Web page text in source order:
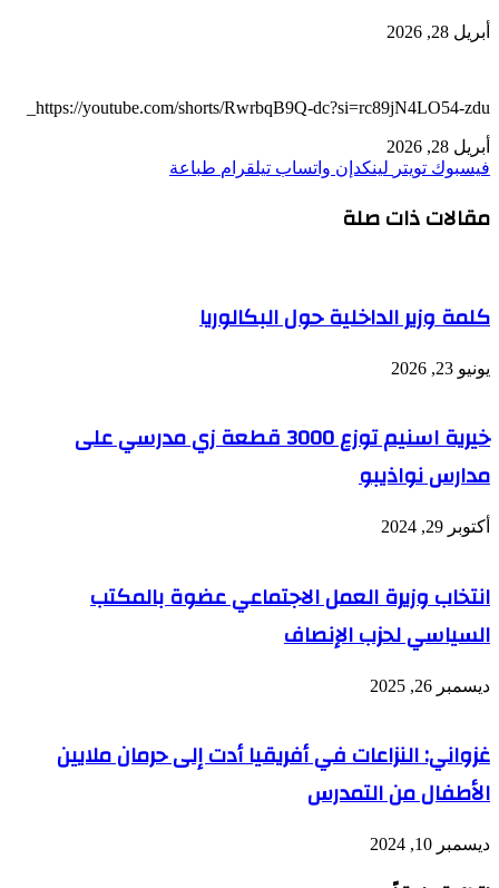
أبريل 28, 2026
https://youtube.com/shorts/RwrbqB9Q-dc?si=rc89jN4LO54-zdu_
أبريل 28, 2026
فيسبوك تويتر لينكدإن واتساب تيلقرام طباعة
مقالات ذات صلة
كلمة وزير الداخلية حول البكالوريا
يونيو 23, 2026
خيرية اسنيم توزع 3000 قطعة زي مدرسي على
مدارس نواذيبو
أكتوبر 29, 2024
انتخاب وزيرة العمل الاجتماعي عضوة بالمكتب
السياسي لحزب الإنصاف
ديسمبر 26, 2025
غزواني: النزاعات في أفريقيا أدت إلى حرمان ملايين
الأطفال من التمدرس
ديسمبر 10, 2024